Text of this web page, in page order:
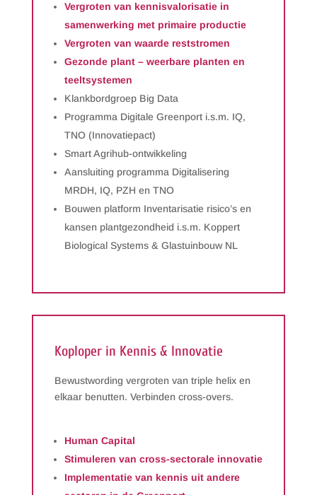
Vergroten van kennisvalorisatie in
samenwerking met primaire productie
Vergroten van waarde reststromen
Gezonde plant – weerbare planten en
teeltsystemen
Klankbordgroep Big Data
Programma Digitale Greenport i.s.m. IQ,
TNO (Innovatiepact)
Smart Agrihub-ontwikkeling
Aansluiting programma Digitalisering
MRDH, IQ, PZH en TNO
Bouwen platform Inventarisatie risico’s en
kansen plantgezondheid i.s.m. Koppert
Biological Systems & Glastuinbouw NL
Koploper in Kennis & Innovatie
Bewustwording vergroten van triple helix en
elkaar benutten. Verbinden cross-overs.
Human Capital
Stimuleren van cross-sectorale innovatie
Implementatie van kennis uit andere